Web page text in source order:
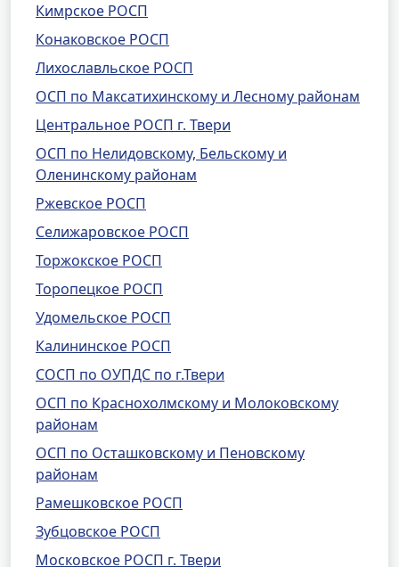
Кимрское РОСП
Конаковское РОСП
Лихославльское РОСП
ОСП по Максатихинскому и Лесному районам
Центральное РОСП г. Твери
ОСП по Нелидовскому, Бельскому и
Оленинскому районам
Ржевское РОСП
Селижаровское РОСП
Торжокское РОСП
Торопецкое РОСП
Удомельское РОСП
Калининское РОСП
СОСП по ОУПДС по г.Твери
ОСП по Краснохолмскому и Молоковскому
районам
ОСП по Осташковскому и Пеновскому
районам
Рамешковское РОСП
Зубцовское РОСП
Московское РОСП г. Твери